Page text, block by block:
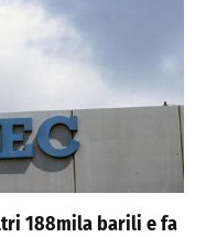
188mila barili e fa